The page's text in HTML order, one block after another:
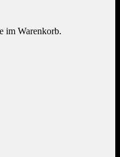
im Warenkorb.